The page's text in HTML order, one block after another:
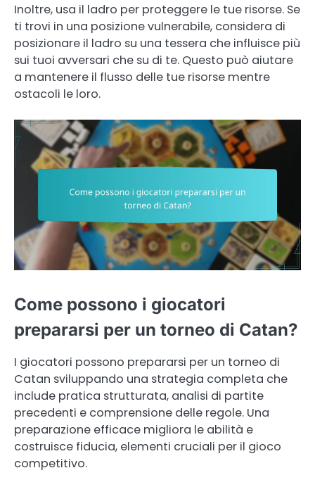
Inoltre, usa il ladro per proteggere le tue risorse. Se
ti trovi in una posizione vulnerabile, considera di
posizionare il ladro su una tessera che influisce più
sui tuoi avversari che su di te. Questo può aiutare
a mantenere il flusso delle tue risorse mentre
ostacoli le loro.
Come possono i giocatori
prepararsi per un torneo di Catan?
I giocatori possono prepararsi per un torneo di
Catan sviluppando una strategia completa che
include pratica strutturata, analisi di partite
precedenti e comprensione delle regole. Una
preparazione efficace migliora le abilità e
costruisce fiducia, elementi cruciali per il gioco
competitivo.